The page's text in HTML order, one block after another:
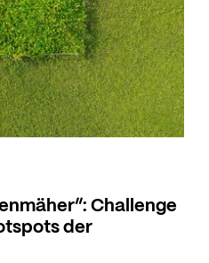
Challenge
der